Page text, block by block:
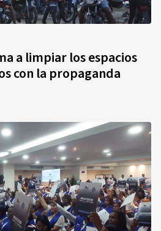
a limpiar los espacios
con la propaganda